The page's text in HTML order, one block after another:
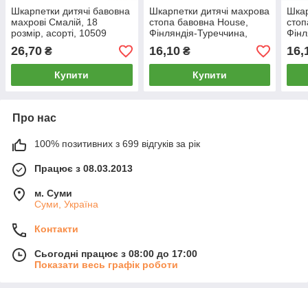
Шкарпетки дитячі бавовна
махрові Смалій, 18
розмір, асорті, 10509
26,70 ₴
Купити
Шкарпетки дитячі махрова
стопа бавовна House,
Фінляндія-Туреччина,
розмір 35-37, асорті,
01225
16,10₴
Купити
Про нас
100% позитивних з 699 відгуків за рік
Працює з 08.03.2013
м. Суми
Суми, Україна
Контакти
Сьогодні працює з 08:00 до 17:00
Показати весь графік роботи